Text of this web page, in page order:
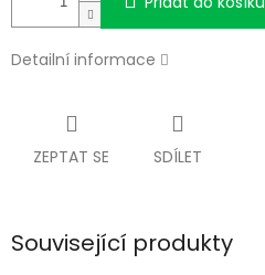
Detailní informace
ZEPTAT SE SDÍLET
Související produkty